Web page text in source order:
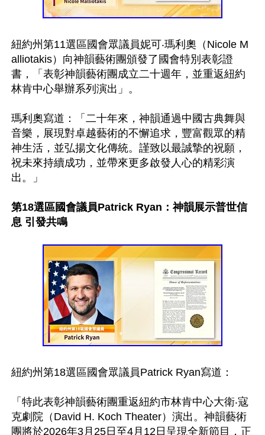
紐約州第11選區國會眾議員妮可‧瑪利奧（Nicole M
alliotakis）向神韻藝術團頒發了國會特別表彰證
書，「表彰神韻藝術團成立二十週年，並重返紐約
林肯中心舉辦系列演出」。
瑪利奧寫道：「二十年來，神韻通過中國古典舞與
音樂，展現對卓越藝術的不懈追求，豐富觀眾的精
神生活，並弘揚文化傳統。謹致以最誠摯的祝願，
祝未來持續成功，並帶來更多啟發人心的精彩演
出。」
第18選區國會議員Patrick Ryan：神韻展示普世信
息 引發共鳴
紐約州第18選區國會眾議員Patrick Ryan寫道：
「特此表彰神韻藝術團重返紐約市林肯中心大衛‧寇
克劇院（David H. Koch Theater）演出。神韻藝術
團將於2026年3月25日至4月12日呈現全新節目，正